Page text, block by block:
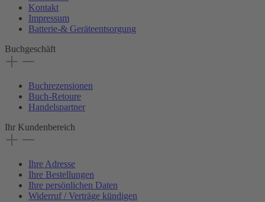
Kontakt
Impressum
Batterie-& Geräteentsorgung
Buchgeschäft
Buchrezensionen
Buch-Retoure
Handelspartner
Ihr Kundenbereich
Ihre Adresse
Ihre Bestellungen
Ihre persönlichen Daten
Widerruf / Verträge kündigen